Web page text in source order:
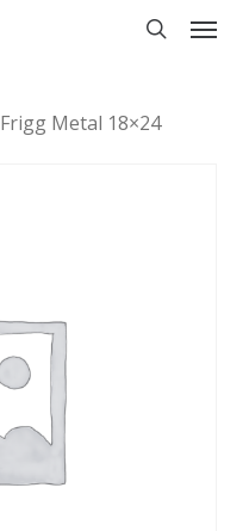
Menu
Frigg Metal 18×24